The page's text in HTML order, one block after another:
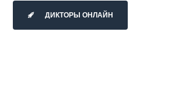
ДИКТОРЫ ОНЛАЙН